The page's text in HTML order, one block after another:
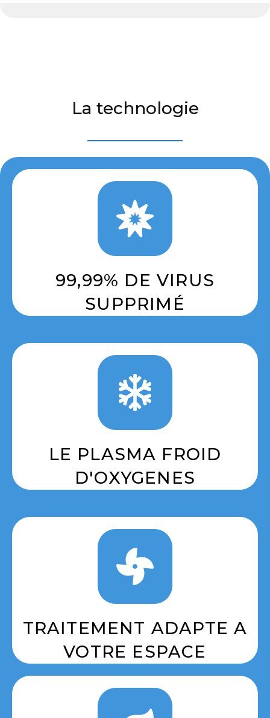
La technologie
99,99% DE VIRUS
SUPPRIMÉ
LE PLASMA FROID
D'OXYGENES
TRAITEMENT ADAPTE A
VOTRE ESPACE